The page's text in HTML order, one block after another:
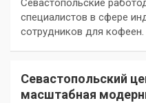
Севастопольские
специалистов в сфере
сотрудников для
Севастопольский
масштабная